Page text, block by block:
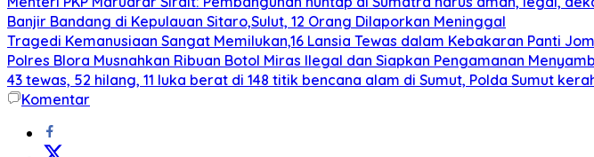
Banjir Bandang di Kepulauan Sitaro,Sulut, 12 Orang Dilaporkan Meninggal
Tragedi Kemanusiaan Sangat Memilukan,16 Lansia Tewas dalam Kebakaran Panti
Polres Blora Musnahkan Ribuan Botol Miras Ilegal dan Siapkan Pengamanan
43 tewas, 52 hilang, 11 luka berat di 148 titik bencana alam di Sumut, Polda Sumut
Komentar